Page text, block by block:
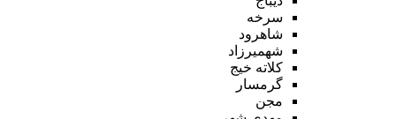
سرخه
شاهرود
شهمیرزاد
کلاته خیج
گرمسار
مجن